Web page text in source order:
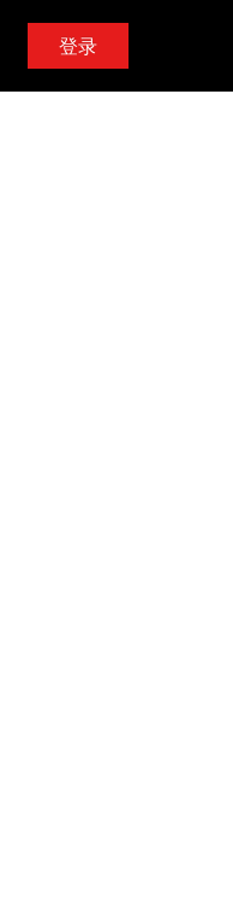
登录